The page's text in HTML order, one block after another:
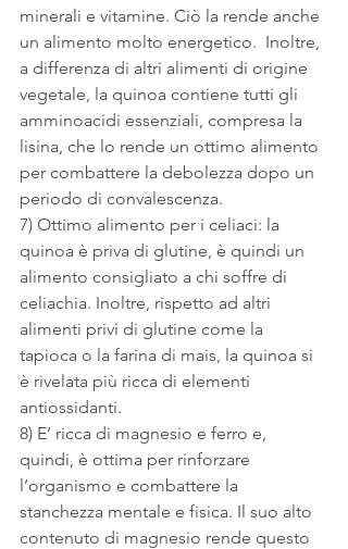
minerali e vitamine. Ciò la rende anche
un alimento molto energetico.  Inoltre,
a differenza di altri alimenti di origine
vegetale, la quinoa contiene tutti gli
amminoacidi essenziali, compresa la
lisina, che lo rende un ottimo alimento
per combattere la debolezza dopo un
periodo di convalescenza.
7) Ottimo alimento per i celiaci: la
quinoa è priva di glutine, è quindi un
alimento consigliato a chi soffre di
celiachia. Inoltre, rispetto ad altri
alimenti privi di glutine come la
tapioca o la farina di mais, la quinoa si
è rivelata più ricca di elementi
antiossidanti.
8) E’ ricca di magnesio e ferro e,
quindi, è ottima per rinforzare
l’organismo e combattere la
stanchezza mentale e fisica. Il suo alto
contenuto di magnesio rende questo